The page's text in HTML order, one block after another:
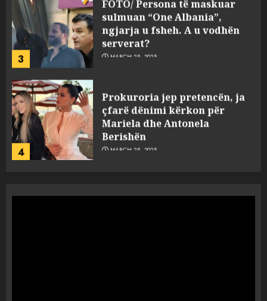
3
FOTO/ Persona të maskuar
sulmuan “One Albania”,
ngjarja u fsheh. A u vodhën
serverat?
MARCH 25, 2025
4
Prokuroria jep pretencën, ja
çfarë dënimi kërkon për
Mariela dhe Antonela
Berishën
MARCH 25, 2025